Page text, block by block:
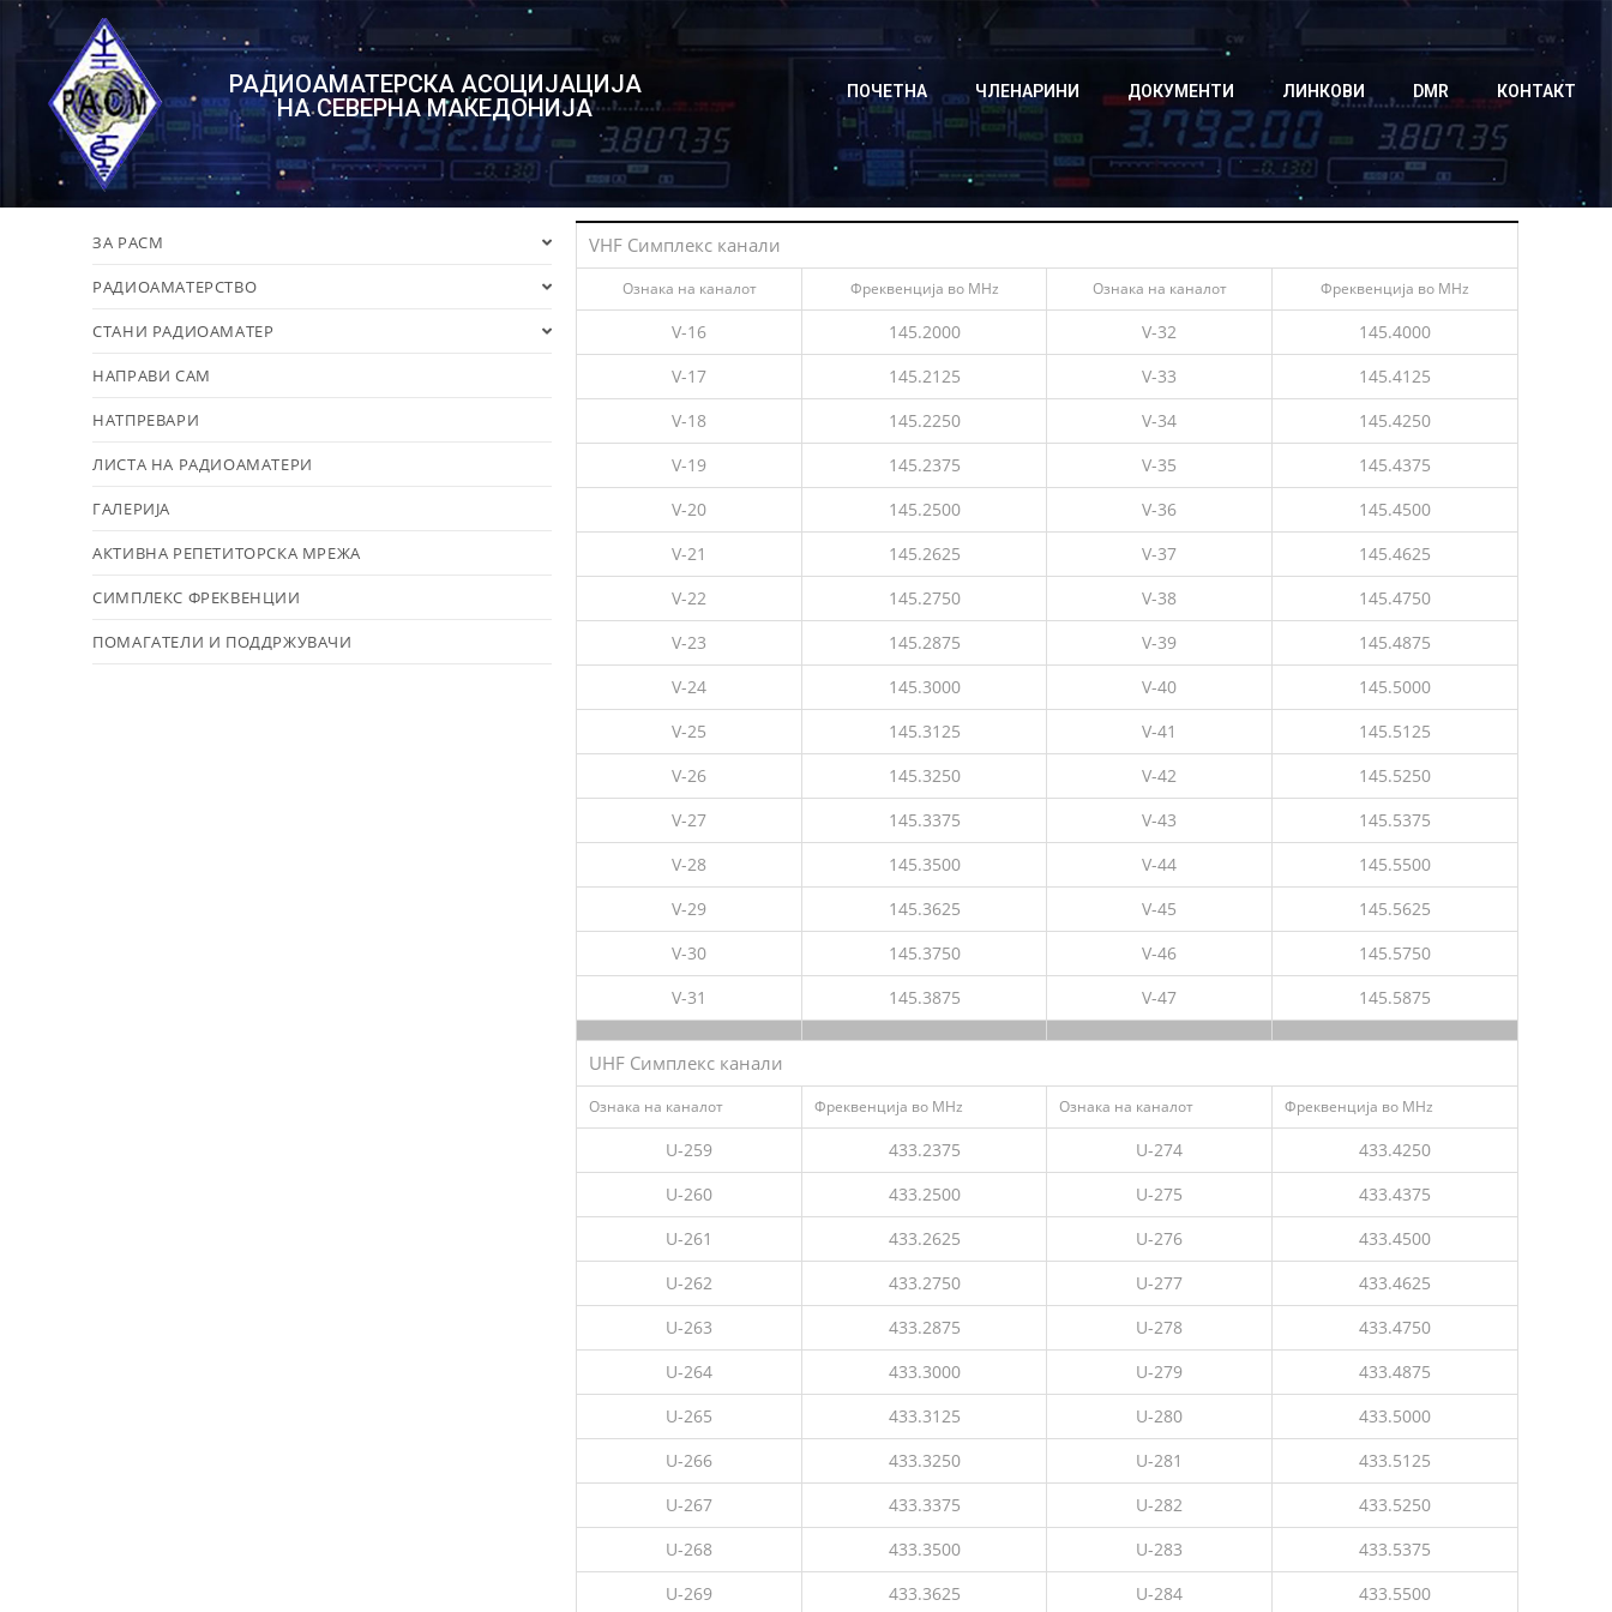
РАДИОАМАТЕРСКА АСОЦИЈАЦИЈА
НА СЕВЕРНА МАКЕДОНИЈА
ПОЧЕТНА ЧЛЕНАРИНИ ДОКУМЕНТИ ЛИНКОВИ DMR КОНТАКТ
ЗА РАСМ
РАДИОАМАТЕРСТВО
СТАНИ РАДИОАМАТЕР
НАПРАВИ САМ
НАТПРЕВАРИ
ЛИСТА НА РАДИОАМАТЕРИ
ГАЛЕРИЈА
АКТИВНА РЕПЕТИТОРСКА МРЕЖА
СИМПЛЕКС ФРЕКВЕНЦИИ
ПОМАГАТЕЛИ И ПОДДРЖУВАЧИ
VHF Симплекс канали
Ознака на каналот Фреквенција во MHz Ознака на каналот Фреквенција во MHz
V-16 145.2000 V-32
145.4000
V-17
145.2125 V-33
145.4125
V-18
145.2250 V-34
145.4250
V-19
145.2375 V-35
145.4375
V-20
145.2500 V-36
145.4500
V-21
145.2625 V-37
145.4625
V-22
145.2750 V-38
145.4750
V-23
145.2875 V-39
145.4875
V-24
145.3000 V-40
145.5000
V-25
145.3125 V-41
145.5125
V-26
145.3250 V-42
145.5250
V-27
145.3375 V-43
145.5375
V-28
145.3500 V-44
145.5500
V-29
145.3625 V-45
145.5625
V-30
145.3750 V-46
145.5750
V-31
145.3875 V-47 145.5875
UHF Симплекс канали
Ознака на каналот Фреквенција во MHz Ознака на каналот Фреквенција во MHz
U-259 433.2375 U-274
433.4250
U-260
433.2500 U-275
433.4375
U-261
433.2625 U-276
433.4500
U-262
433.2750 U-277
433.4625
U-263
433.2875 U-278
433.4750
U-264
433.3000 U-279
433.4875
U-265
433.3125 U-280
433.5000
U-266
433.3250 U-281
433.5125
U-267
433.3375 U-282
433.5250
U-268
433.3500 U-283
433.5375
U-269
433.3625 U-284 433.5500